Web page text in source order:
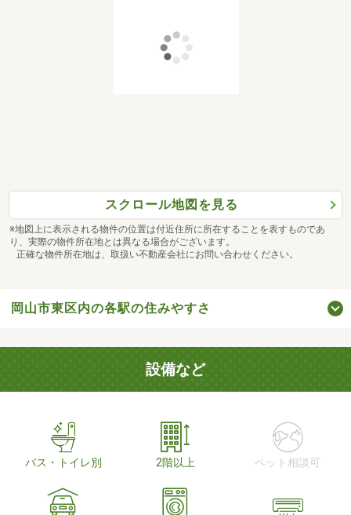
スクロール地図を見る
※地図上に表示される物件の位置は付近住所に所在することを表すものであ
り、実際の物件所在地とは異なる場合がございます。
正確な物件所在地は、取扱い不動産会社にお問い合わせください。
岡山市東区内の各駅の住みやすさ
設備など
バス・トイレ別 2階以上 ペット相談可